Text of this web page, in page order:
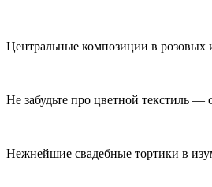
Центральные композиции в розовых
Не забудьте про цветной текстиль —
Нежнейшие свадебные тортики в